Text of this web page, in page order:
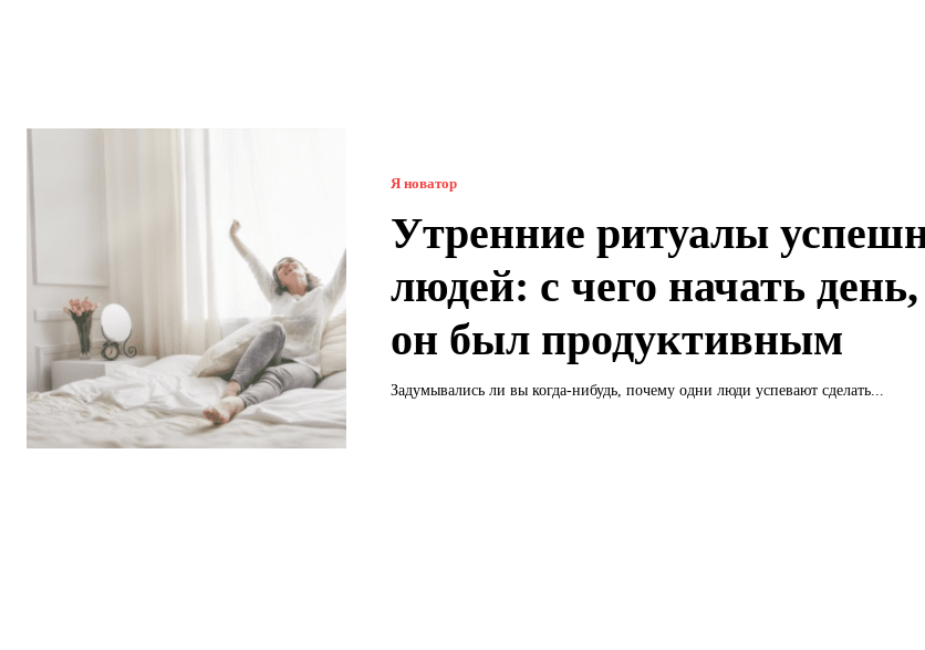
Я новатор
Утренние ритуалы
людей: с чего начать
он был продуктивным
Задумывались ли вы когда-нибудь, почему одни люди успевают сделать...